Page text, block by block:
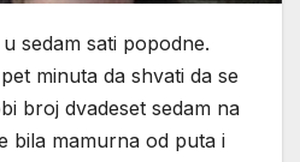
sedam sati popodne.
minuta da shvati da se
broj dvadeset sedam na
bila mamurna od puta i